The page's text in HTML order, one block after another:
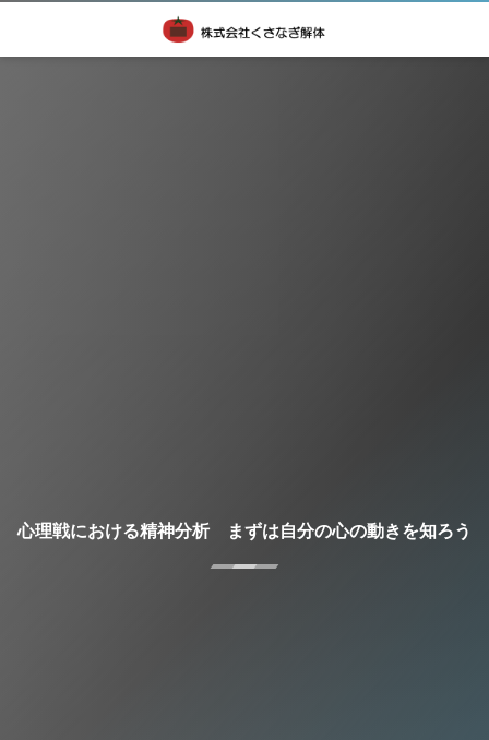
心理戦における精神分析 まずは自分の心の動きを知ろう